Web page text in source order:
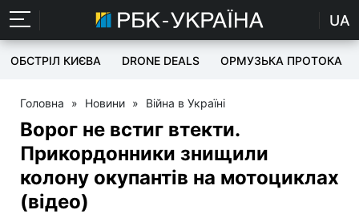
UA
ОБСТРІЛ КИЄВА DRONE DEALS ОРМУЗЬКА ПРОТОКА
Головна » Новини » Війна в Україні
Ворог не встиг втекти.
Прикордонники знищили
колону окупантів на мотоциклах
(відео)